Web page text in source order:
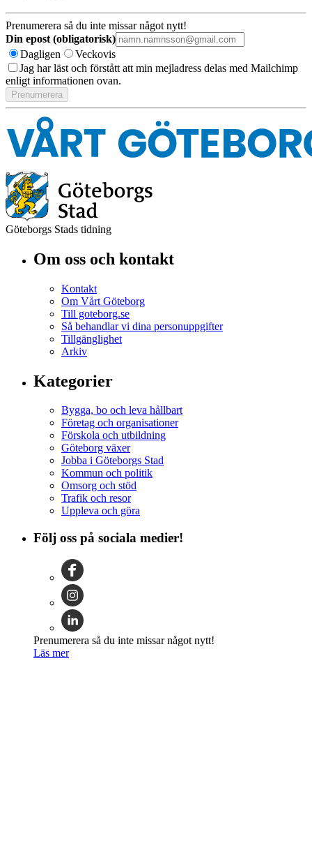
Prenumerera så du inte missar något nytt!
Din epost (obligatorisk)
Dagligen
Veckovis
Jag har läst och förstått att min mejladress delas med Mailchimp
enligt informationen ovan.
Göteborgs Stads tidning
Om oss och kontakt
Kontakt
Om Vårt Göteborg
Till goteborg.se
Så behandlar vi dina personuppgifter
Tillgänglighet
Arkiv
Kategorier
Bygga, bo och leva hållbart
Företag och organisationer
Förskola och utbildning
Göteborg växer
Jobba i Göteborgs Stad
Kommun och politik
Omsorg och stöd
Trafik och resor
Uppleva och göra
Följ oss på sociala medier!
Prenumerera så du inte missar något nytt!
Läs mer